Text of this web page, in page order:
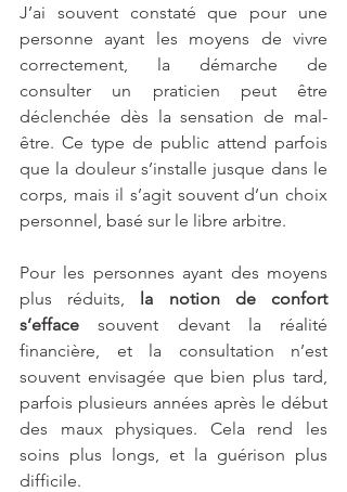
J’ai souvent constaté que pour une
personne ayant les moyens de vivre
correctement, la démarche de
consulter un praticien peut être
déclenchée dès la sensation de mal-
être. Ce type de public attend parfois
que la douleur s’installe jusque dans le
corps, mais il s’agit souvent d’un choix
personnel, basé sur le libre arbitre.
Pour les personnes ayant des moyens
plus réduits, la notion de confort
s’efface souvent devant la réalité
financière, et la consultation n’est
souvent envisagée que bien plus tard,
parfois plusieurs années après le début
des maux physiques. Cela rend les
soins plus longs, et la guérison plus
difficile.